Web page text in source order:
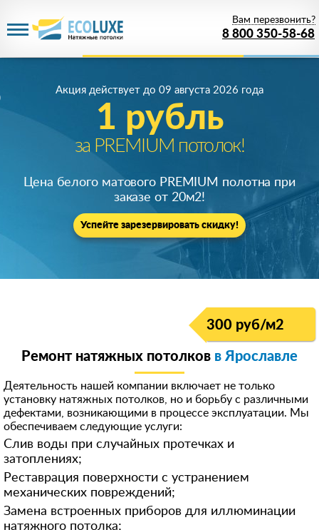
8 800 350-58-68
Вам перезвонить?
1 рубль
за PREMIUM потолок!
Акция действует до 09 августа 2026 года
Цена белого матового PREMIUM полотна при
заказе от 20м2!
Успейте зарезервировать скидку!
300 руб/м2
Ремонт натяжных потолков в Ярославле
Деятельность нашей компании включает не только
установку натяжных потолков, но и борьбу с различными
дефектами, возникающими в процессе эксплуатации. Мы
обеспечиваем следующие услуги:
Слив воды при случайных протечках и
затоплениях;
Реставрация поверхности с устранением
механических повреждений;
Замена встроенных приборов для иллюминации
натяжного потолка;